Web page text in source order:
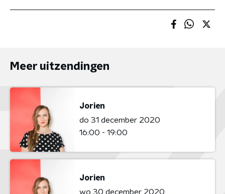
Meer uitzendingen
Jorien
do 31 december 2020
16:00 - 19:00
Jorien
wo 30 december 2020